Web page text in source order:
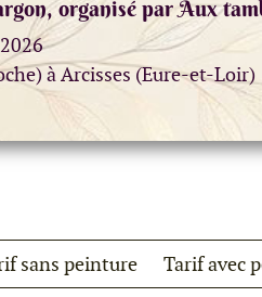
organisé par Aux
à Arcisses (Eure-et-Loir)
sans peinture
Tarif avec